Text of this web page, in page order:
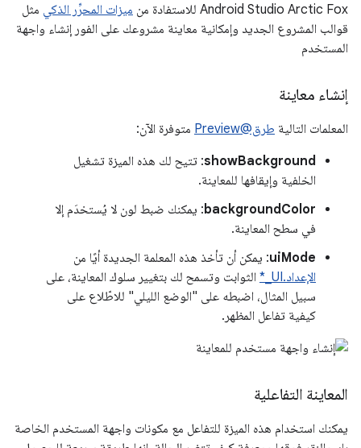
Android Studio Arctic Fox للاستفادة من
ميزات المحرِّر الذكي مثل
قوالب المشروع الجديد وإمكانية معاينة مشروعك على الفور إنشاء واجهة
المستخدم
إنشاء معاينة
المعلمات التالية طرق@Preview
متوفرة الآن:
showBackground: تتيح لك هذه الميزة تشغيل
الخلفية وإيقافها للمعاينة.
backgroundColor : يمكنك ضبط لون لا يُستخدَم إلا
في سطح المعاينة.
uiMode: يمكن أن تأخذ هذه المعلمة الجديدة أيًا من
الإعداد.UI_*
الثوابت وتسمح لك بتغيير سلوك المعاينة، على
سبيل المثال، اضبطه على "الوضع الليلي" للاطّلاع على
كيفية تفاعل المظهر.
المعاينة التفاعلية
يمكنك استخدام هذه الميزة للتفاعل مع مكونات واجهة المستخدم الخاصة